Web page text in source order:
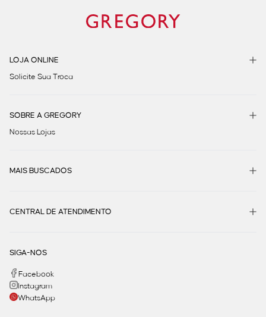
LOJA ONLINE
Solicite Sua Troca
SOBRE A GREGORY
Nossas Lojas
MAIS BUSCADOS
CENTRAL DE ATENDIMENTO
SIGA-NOS
Facebook
Instagram
WhatsApp